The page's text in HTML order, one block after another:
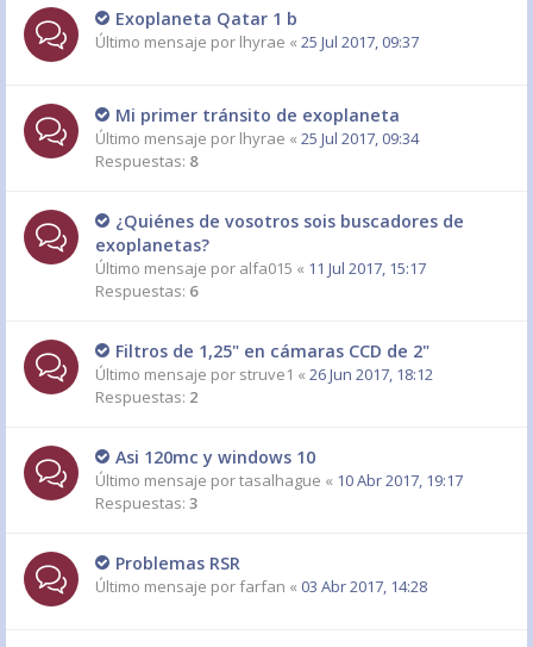
Exoplaneta Qatar 1 b
Último mensaje por lhyrae « 25 Jul 2017, 09:37
Mi primer tránsito de exoplaneta
Último mensaje por lhyrae « 25 Jul 2017, 09:34
Respuestas: 8
¿Quiénes de vosotros sois buscadores de
exoplanetas?
Último mensaje por alfa015 « 11 Jul 2017, 15:17
Respuestas: 6
Filtros de 1,25" en cámaras CCD de 2"
Último mensaje por struve1 « 26 Jun 2017, 18:12
Respuestas: 2
Asi 120mc y windows 10
Último mensaje portasalhague « 10 Abr 2017, 19:17
Respuestas: 3
Problemas RSR
Último mensaje porfarfan « 03 Abr 2017, 14:28